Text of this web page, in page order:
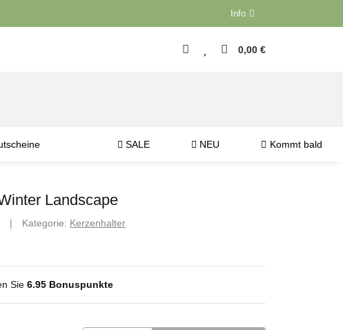
Info
0,00 €
SALE NEU Kommt bald
Landscape
Kategorie: Kerzenhalter
Sie 6.95 Bonuspunkte